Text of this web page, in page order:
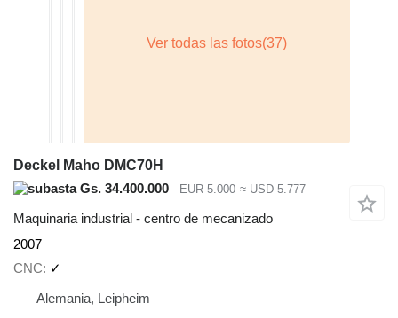
Deckel Maho DMC70H
Gs. 34.400.000
EUR 5.000 ≈ USD 5.777
Maquinaria industrial - centro de mecanizado
2007
CNC
✓
Alemania, Leipheim